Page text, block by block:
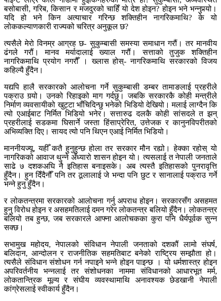
बसोबासी, गरिब, किसान र मजदुरको चाहिँ यो देश होइन? होइन भने भन्नुपर्‍यो।
यदि हो भने किन अत्याचार गरिन्छ शक्तिहीन नागरिकमाथि? के यो
लोककल्याणकारी राज्यको चरित्र अनुकूल छ?
त्यसैले मेरो विनम्र आग्रह छ- सुकुम्बासी समस्या समाधान गरौं। तर मानवीय
ढंगले गरौं। मानव मर्यादालाई ख्याल गरौं। सत्ताको तुजुक शक्तिहीन
नागरिकमाथि प्रयोग नगरौँ । ख्लास होस्- नागरिकमाथि सरकारको विजय
कहिल्यै हुँदैन।
यद्यपि हालै सरकारको आलोचना गर्ने सुकुम्बासी डम्बर तामाङलाई प्रहरीले
पक्राउ गर्‍यो। उनको रिहाइको माग गर्दछु। जबकि सरकारकै कोही मन्त्रीले
निर्माण व्यवसायीको खुट्टा भाँचिदिन्छु भनेको भिडियो देखियो। मलाई लाग्दैन कि
त्यो एआईबाट निर्मित भिडियो भनेर। सत्तारुढ दलकै कोही सांसदले त झन्
प्रहरीलाई सडकमा घिसार्ने जस्ता हिंसाप्रेरित, उत्तेजक र कानुनविपरीतको
अभिव्यक्ति दिए। सायद त्यो पनि थिएन एआई निर्मित भिडियो।
माननीयज्यू, यहीँ कतै हुनुहुन्छ होला तर सरकार मौन रह्यो। हेक्का रहोस् यो
नागरिकको आवाज थुन्ने अँध्यारो शासन होइन यो। त्यसलाई त नेपाली जनताले
साढे ७ दशकअघि नै इतिहास बनाइसके। अब त्यस्तै इतिहासको पुनरावृत्ति
हुँदैन। हुन दिँदैनौँ पनि तर ठूलालाई जे भन्दा पनि छुट र सानालाई पक्राउ गर्ने
भन्ने हुनु हुँदैन।
र लोकतन्त्रमा सरकारको आलोचना गर्नु अपराध होइन। सरकारसँग असहमत
हुनु विरोध होइन र असहमतिलाई दमन गरेर लोकतन्त्र बलियो हुँदैन। लोकतन्त्र
बलियो तब हुन्छ, जब सरकारले आफ्ना आलोचकका कुरा पनि धैर्यपूर्वक सुन्न
सक्छ।
सभामुख महोदय, नेपालको संविधान नेपाली जनताको दशकौं लामो संघर्ष,
बलिदान, आन्दोलन र राजनीतिक सहमतिबाट बनेको राष्ट्रिय सम्झौता हो।
त्यसैले संविधान संशोधन गर्न नपाइने भन्ने होइन पाइन्छ । यो धर्मशास्त्र होइन
अपरिवर्तनीय भन्नलाई तर संशोधनका नाममा संविधानको आधारभूत मर्म,
लोकतान्त्रिक मूल्य र संघीय व्यवस्थामाथि अनावश्यक छेडखानी नेपाली
कांग्रेसलाई स्वीकार्य हुँदैन।